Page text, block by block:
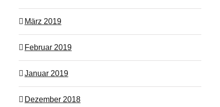
März 2019
Februar 2019
Januar 2019
Dezember 2018